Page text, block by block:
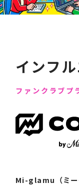
インフ
ファンクラブプ
Mi-glamu（ミー